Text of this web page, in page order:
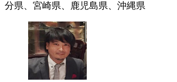
分県、宮崎県、鹿児島県、沖縄県